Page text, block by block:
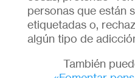
personas que están
etiquetadas o,
algún tipo de
También